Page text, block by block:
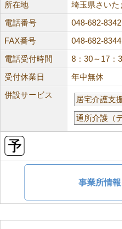
所在地 埼玉県さいた
電話番号 048-682-8342
FAX番号 048-682-8344
電話受付時間 8：30～17：
受付休業日 年中無休
併設サービス
居宅介護支
通所介護（
事業所情